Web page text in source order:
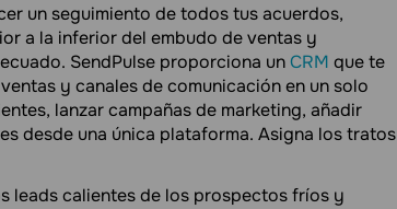
un seguimiento de todos tus acuerdos,
a la inferior del embudo de ventas y
SendPulse proporciona unCRM que te
y canales de comunicación en un solo
lanzar campañas de marketing, añadir
desde una única plataforma. Asigna los tratos
leads calientes de los prospectos fríos y